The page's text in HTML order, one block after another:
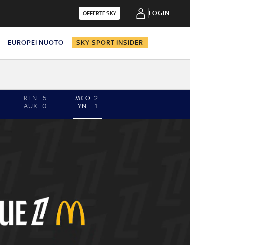
OFFERTE SKY LOGIN
EUROPEI NUOTO SKY SPORT INSIDER
REN
5
AUX
0
MCO 2
LYN
1